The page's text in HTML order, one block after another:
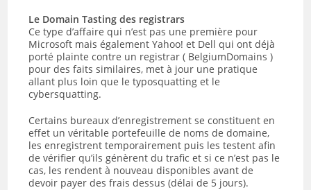
Le Domain Tasting des registrars
Ce type d’affaire qui n’est pas une première pour
Microsoft mais également Yahoo! et Dell qui ont déjà
porté plainte contre un registrar ( BelgiumDomains )
pour des faits similaires, met à jour une pratique
allant plus loin que le typosquatting et le
cybersquatting.
Certains bureaux d’enregistrement se constituent en
effet un véritable portefeuille de noms de domaine,
les enregistrent temporairement puis les testent afin
de vérifier qu’ils génèrent du trafic et si ce n’est pas le
cas, les rendent à nouveau disponibles avant de
devoir payer des frais dessus (délai de 5 jours).